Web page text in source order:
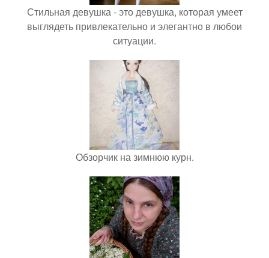
Стильная девушка - это девушка, которая умеет
выглядеть привлекательно и элегантно в любои
ситуации.
Обзорчик на зимнюю курн.